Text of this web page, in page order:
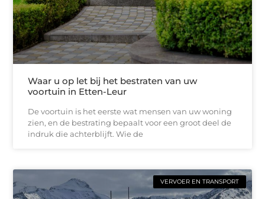
Waar u op let bij het bestraten van uw
voortuin in Etten-Leur
De voortuin is het eerste wat mensen van uw woning
zien, en de bestrating bepaalt voor een groot deel de
indruk die achterblijft. Wie de
VERVOER EN TRANSPORT